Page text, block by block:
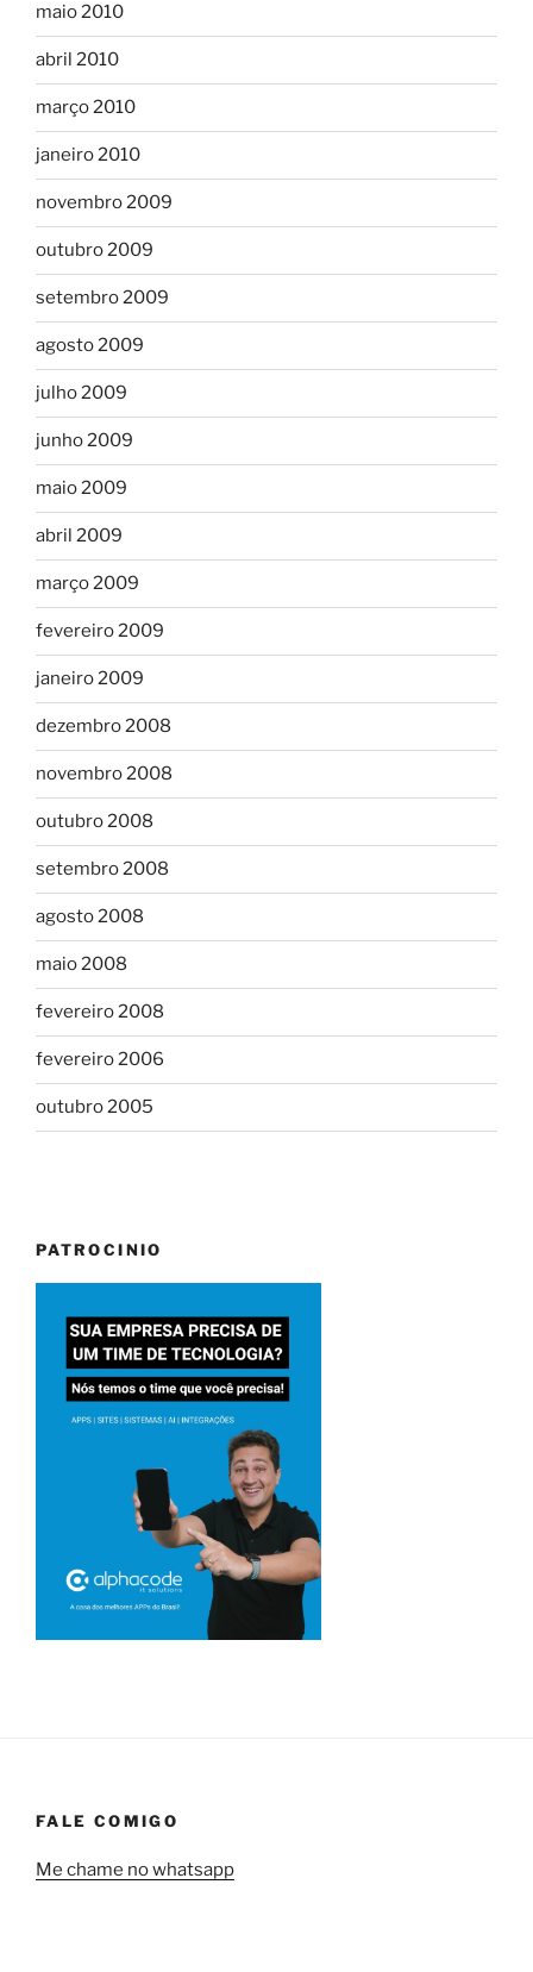
maio 2010
abril 2010
março 2010
janeiro 2010
novembro 2009
outubro 2009
setembro 2009
agosto 2009
julho 2009
junho 2009
maio 2009
abril 2009
março 2009
fevereiro 2009
janeiro 2009
dezembro 2008
novembro 2008
outubro 2008
setembro 2008
agosto 2008
maio 2008
fevereiro 2008
fevereiro 2006
outubro 2005
PATROCINIO
FALE COMIGO
Me chame no whatsapp